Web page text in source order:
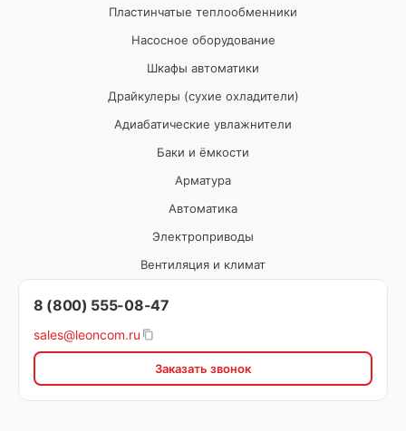
Пластинчатые теплообменники
Насосное оборудование
Шкафы автоматики
Драйкулеры (сухие охладители)
Адиабатические увлажнители
Баки и ёмкости
Арматура
Автоматика
Электроприводы
Вентиляция и климат
8 (800) 555-08-47
sales@leoncom.ru
Заказать звонок